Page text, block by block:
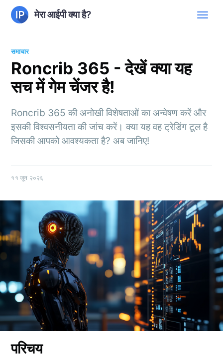
मेरा आईपी क्या है?
समाचार
Roncrib 365 - देखें क्या यह
सच में गेम चेंजर है!
Roncrib 365 की अनोखी विशेषताओं का अन्वेषण करें और
इसकी विश्वसनीयता की जांच करें। क्या यह वह ट्रेडिंग टूल है
जिसकी आपको आवश्यकता है? अब जानिए!
११ जून २०२६
परिचय